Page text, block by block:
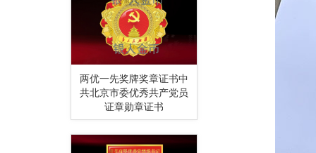
两优一先奖牌奖章证书中
共北京市委优秀共产党员
证章勋章证书